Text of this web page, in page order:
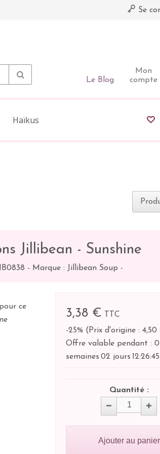
Se
Mon
compte
Le Blog
Haïkus
Jillibean - Sunshine
JB0838 - Marque : Jillibean Soup -
ce
3,38 €
TTC
-25% ( Prix d'origine : 4,50
Offre valable pendant :
semaines 02 jours 12:26:45
Quantité :
Ajouter au panier